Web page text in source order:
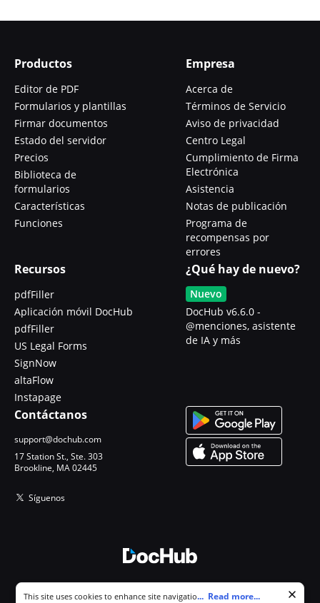
Productos
Editor de PDF
Formularios y plantillas
Firmar documentos
Estado del servidor
Precios
Biblioteca de
formularios
Características
Funciones
Empresa
Acerca de
Términos de Servicio
Aviso de privacidad
Centro Legal
Cumplimiento de Firma
Electrónica
Asistencia
Notas de publicación
Programa de
recompensas por
errores
Recursos
pdfFiller
Aplicación móvil DocHub
pdfFiller
US Legal Forms
SignNow
altaFlow
Instapage
¿Qué hay de nuevo?
Nuevo
DocHub v6.6.0 -
@menciones, asistente
de IA y más
Contáctanos
support@dochub.com
17 Station St., Ste. 303
Brookline, MA 02445
Síguenos
Cookie consent notice
This site uses cookies to enhance site navigation and personalize
... Read more...